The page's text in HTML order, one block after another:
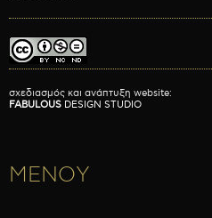
σχεδιασμός και ανάπτυξη website:
FABULOUS DESIGN STUDIO
ΜΕΝΟΥ